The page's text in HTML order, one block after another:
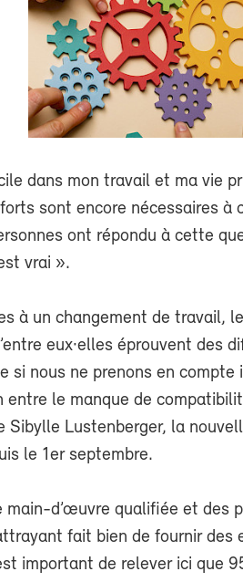
dans mon travail et ma vie
sont encore nécessaires à
ont répondu à cette
vrai ».
à un changement de travail,
eux·elles éprouvent des
nous ne prenons en compte
le manque de
Sibylle Lustenberger, la
le 1er septembre.
d’œuvre qualifiée et des
fait bien de fournir des
important de relever ici que